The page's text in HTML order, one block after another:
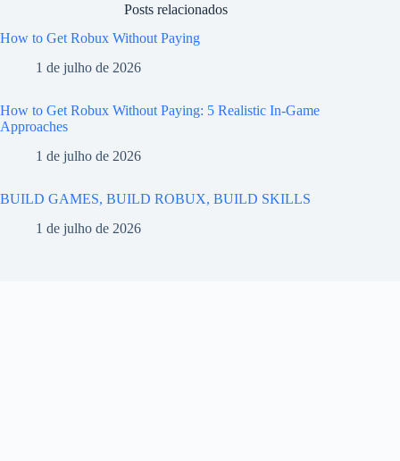
Posts relacionados
How to Get Robux Without Paying
1 de julho de 2026
How to Get Robux Without Paying: 5 Realistic In-Game
Approaches
1 de julho de 2026
BUILD GAMES, BUILD ROBUX, BUILD SKILLS
1 de julho de 2026